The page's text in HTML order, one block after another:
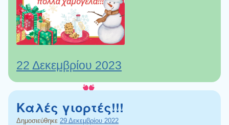
22 Δεκεμβρίου 2023
Καλές γιορτές!!!
Δημοσιεύθηκε 29 Δεκεμβρίου 2022